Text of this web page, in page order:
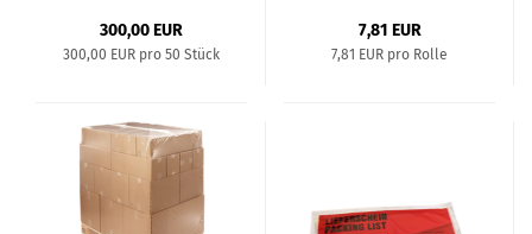
300,00 EUR
300,00 EUR pro 50 Stück
7,81 EUR
7,81 EUR pro Rolle